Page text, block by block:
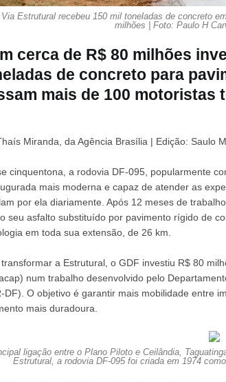
Estrutural recebeu 150 mil toneladas de concreto
milhões | Foto: Paulo H
cerca de R$ 80 milhões
de concreto para
mais de 100 motoristas
Miranda, da Agência Brasília | Edição: Saulo
cinquentona, a rodovia DF-095, popularmente
mais moderna e capaz de atender as
por ela diariamente. Após 12 meses de
seu asfalto substituído por pavimento rígido de
em toda sua extensão, de 26 km.
a Estrutural, o GDF investiu R$ 80
num trabalho desenvolvido pelo
DF). O objetivo é garantir mais mobilidade entre
mais duradoura.
ligação entre o Plano Piloto e Ceilândia,
Estrutural, a rodovia DF-095 foi criada em 1974